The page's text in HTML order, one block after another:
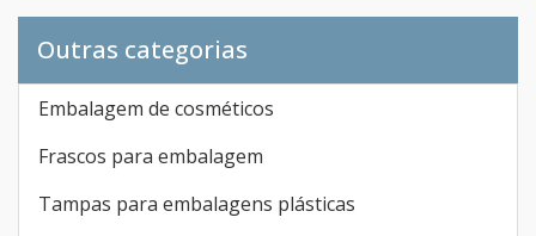
Outras categorias
Embalagem de cosméticos
Frascos para embalagem
Tampas para embalagens plásticas